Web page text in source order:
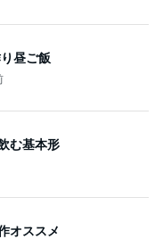
昼ご飯
む基本形
オススメ